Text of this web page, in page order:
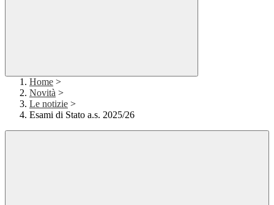
Home >
Novità >
Le notizie >
Esami di Stato a.s. 2025/26